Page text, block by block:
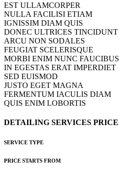
EST ULLAMCORPER
NULLA FACILISI ETIAM
IGNISSIM DIAM QUIS
DONEC ULTRICES TINCIDUNT
ARCU NON SODALES
FEUGIAT SCELERISQUE
MORBI ENIM NUNC FAUCIBUS
IN EGESTAS ERAT IMPERDIET
SED EUISMOD
JUSTO EGET MAGNA
FERMENTUM IACULIS DIAM
QUIS ENIM LOBORTIS
DETAILING SERVICES PRICE
SERVICE TYPE
PRICE STARTS FROM